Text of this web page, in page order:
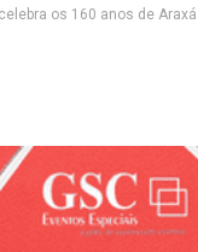
os 160 anos de